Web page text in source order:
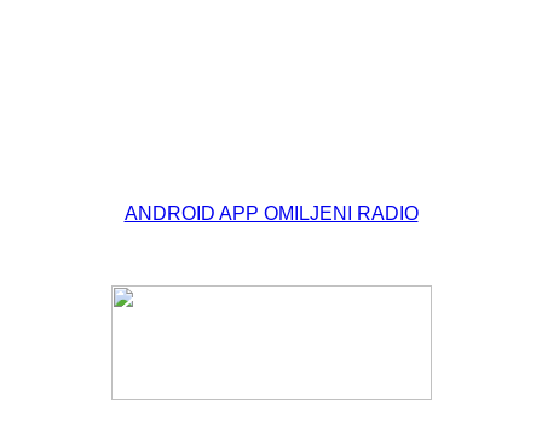
ANDROID APP OMILJENI RADIO